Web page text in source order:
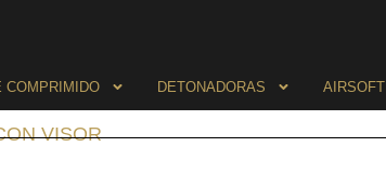
COMPRIMIDO DETONADORAS AIRSOFT
VISOR